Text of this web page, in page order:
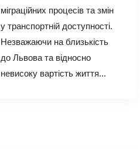
міграційних процесів та змін
у транспортній доступності.
Незважаючи на близькість
до Львова та відносно
невисоку вартість життя...